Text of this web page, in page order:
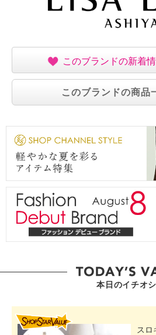
このブランドの新着
このブランドの商品
本日のイチオシ
スロ